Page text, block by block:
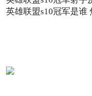
英雄联盟s10冠军是谁